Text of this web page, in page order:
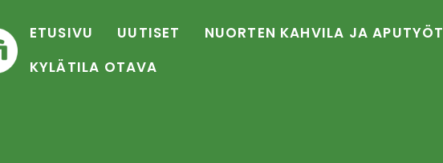
ETUSIVU UUTISET NUORTEN KAHVILA JA APUTYÖT
KYLÄTILA OTAVA